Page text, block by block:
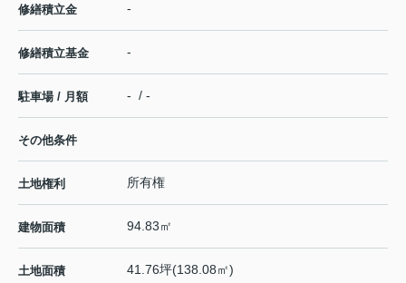
修繕積立金 -
修繕積立基金 -
駐車場 / 月額 - / -
その他条件
土地権利 所有権
建物面積 94.83㎡
土地面積 41.76坪(138.08㎡)